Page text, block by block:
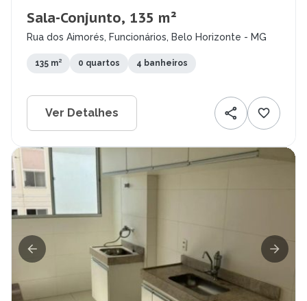
Sala-Conjunto, 135 m²
Rua dos Aimorés, Funcionários, Belo Horizonte - MG
135 m² 0 quartos 4 banheiros
Ver Detalhes